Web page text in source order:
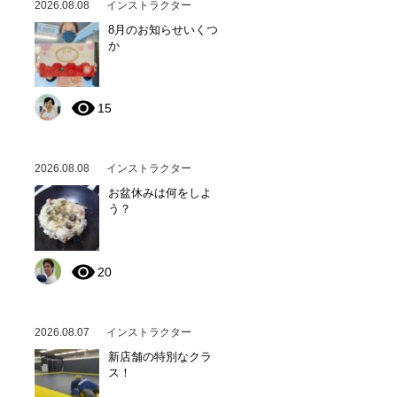
2026.08.08 インストラクター
8月のお知らせいくつ
か
15
2026.08.08 インストラクター
お盆休みは何をしよ
う？
20
2026.08.07 インストラクター
新店舗の特別なクラ
ス！